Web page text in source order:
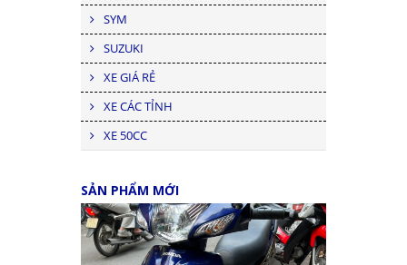
SYM
SUZUKI
XE GIÁ RẺ
XE CÁC TỈNH
XE 50CC
SẢN PHẨM MỚI